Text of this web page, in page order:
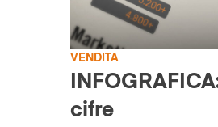
VENDITA
cifre